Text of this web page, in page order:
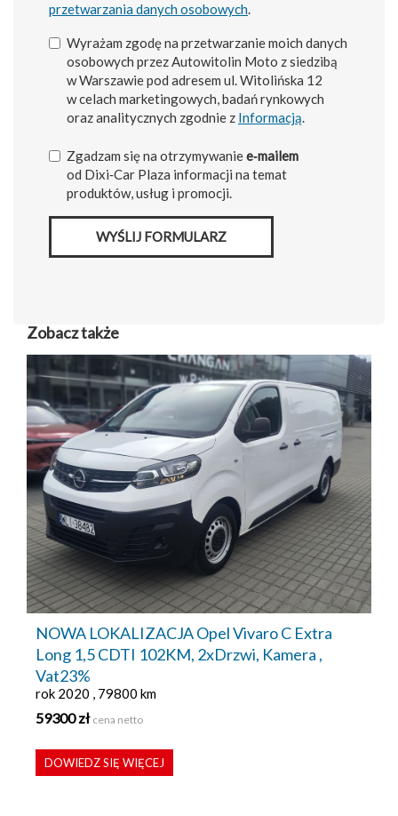
przetwarzania danych osobowych.
Wyrażam zgodę na przetwarzanie moich danych
osobowych przez Autowitolin Moto z siedzibą
w Warszawie pod adresem ul. Witolińska 12
w celach marketingowych, badań rynkowych
oraz analitycznych zgodnie z Informacją.
Zgadzam się na otrzymywaniee‑mailem
od Dixi‑Car Plaza informacji na temat
produktów, usług i promocji.
WYŚLIJ FORMULARZ
Zobacz także
NOWA LOKALIZACJA Opel Vivaro C Extra
Long 1,5 CDTI 102KM, 2xDrzwi, Kamera ,
Vat23%
rok 2020 , 79800 km
59300 zł cena netto
DOWIEDZ SIĘ WIĘCEJ